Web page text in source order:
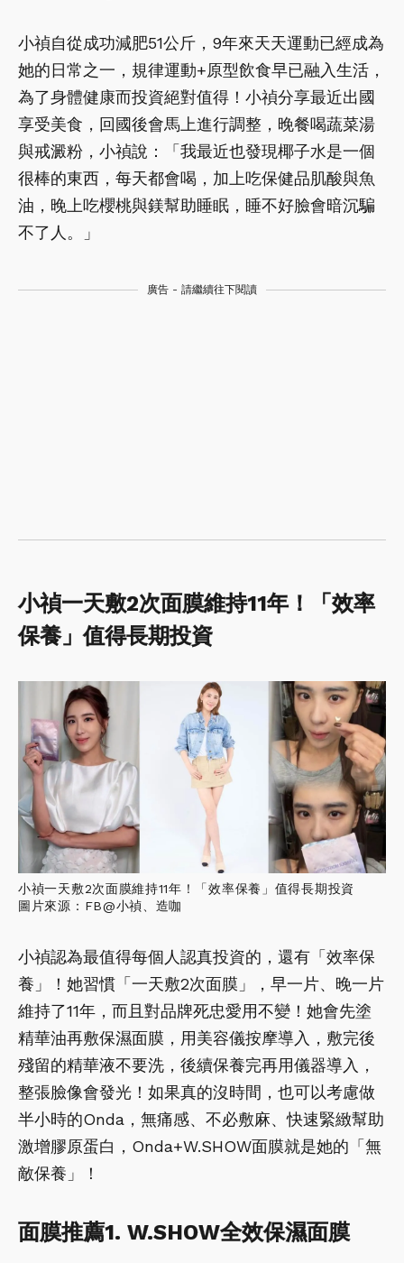
小禎自從成功減肥51公斤，9年來天天運動已經成為
她的日常之一，規律運動+原型飲食早已融入生活，
為了身體健康而投資絕對值得！小禎分享最近出國
享受美食，回國後會馬上進行調整，晚餐喝蔬菜湯
與戒澱粉，小禎說：「我最近也發現椰子水是一個
很棒的東西，每天都會喝，加上吃保健品肌酸與魚
油，晚上吃櫻桃與鎂幫助睡眠，睡不好臉會暗沉騙
不了人。」
廣告 - 請繼續往下閱讀
小禎一天敷2次面膜維持11年！「效率
保養」值得長期投資
小禎一天敷2次面膜維持11年！「效率保養」值得長期投資
圖片來源：FB@小禎、造咖
小禎認為最值得每個人認真投資的，還有「效率保
養」！她習慣「一天敷2次面膜」，早一片、晚一片
維持了11年，而且對品牌死忠愛用不變！她會先塗
精華油再敷保濕面膜，用美容儀按摩導入，敷完後
殘留的精華液不要洗，後續保養完再用儀器導入，
整張臉像會發光！如果真的沒時間，也可以考慮做
半小時的Onda，無痛感、不必敷麻、快速緊緻幫助
激增膠原蛋白，Onda+W.SHOW面膜就是她的「無
敵保養」！
面膜推薦1. W.SHOW全效保濕面膜